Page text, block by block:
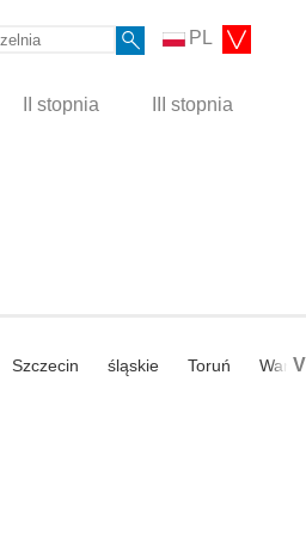
PL
II stopnia III stopnia
Szczecin śląskie Toruń V